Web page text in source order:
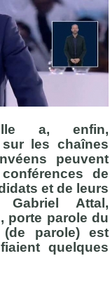
a, enfin,
les chaînes
peuvent
de
et de leurs
Gabriel Attal,
porte parole du
parole) est
quelques